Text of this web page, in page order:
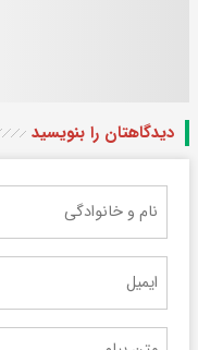
دیدگاهتان را بنویسید